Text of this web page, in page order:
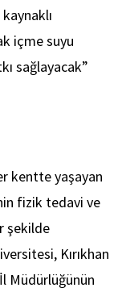
içme suyu
sağlayacak”
kentte yaşayan
fizik tedavi ve
şekilde
Kırıkhan
Müdürlüğünün